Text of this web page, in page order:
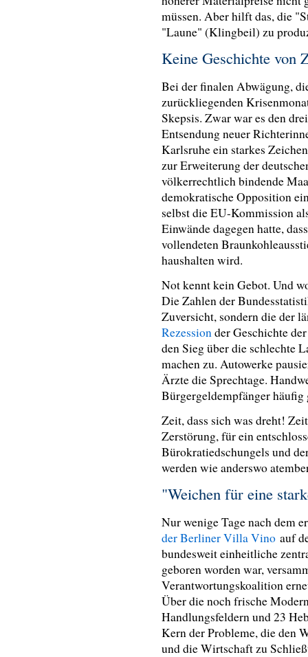
müssen. Aber hilft das, die
"Laune" (Klingbeil) zu
Keine Geschichte von
Bei der finalen Abwägung,
zurückliegenden
Skepsis. Zwar war es den
Entsendung neuer
Karlsruhe ein starkes
zur Erweiterung der
völkerrechtlich bindende
demokratische Opposition
selbst die EU-Kommission
Einwände dagegen hatte,
vollendeten
haushalten wird.
Not kennt kein Gebot. Und
Die Zahlen der
Zuversicht, sondern die der
Rezession der Geschichte
den Sieg über die schlechte
machen zu. Autowerke
Ärzte die Sprechtage.
Bürgergeldempfänger häufig
Zeit, dass sich was dreht!
Zerstörung, für ein
Bürokratiedschungels und
werden wie anderswo
"Weichen für eine
Nur wenige Tage nach dem
der Berliner Villa Vino auf
bundesweit einheitliche
geboren worden war,
Verantwortungskoalition
Über die noch frische
Handlungsfeldern und 23
Kern der Probleme, die den
und die Wirtschaft zu